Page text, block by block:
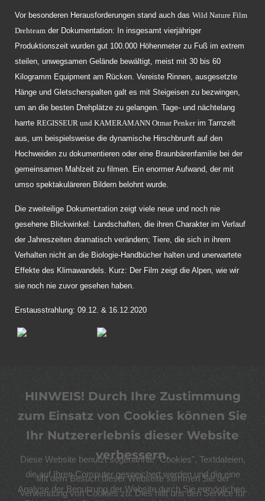
Vor besonderen Herausforderungen stand auch das Wild Nature Film
Drehteam der Dokumentation: In insgesamt vierjähriger
Produktionszeit wurden gut 100.000 Höhenmeter zu Fuß im extrem
steilen, unwegsamen Gelände bewältigt, meist mit 30 bis 60
Kilogramm Equipment am Rücken. Vereiste Rinnen, ausgesetzte
Hänge und Gletscherspalten galt es mit Steigeisen zu bezwingen,
um an die besten Drehplätze zu gelangen. Tage- und nächtelang
harrte REGISSEUR und KAMERAMANN Otmar Penkerim Tarnzelt
aus, um beispielsweise die dynamische Hirschbrunft auf den
Hochweiden zu dokumentieren oder eine Braunbärenfamilie bei der
gemeinsamen Mahlzeit zu filmen. Ein enormer Aufwand, der mit
umso spektakuläreren Bildern belohnt wurde.
Die zweiteilige Dokumentation zeigt viele neue und noch nie
gesehene Blickwinkel: Landschaften, die ihren Charakter im Verlauf
der Jahreszeiten dramatisch verändern; Tiere, die sich in ihrem
Verhalten nicht an die Biologie-Handbücher halten und unerwartete
Effekte des Klimawandels. Kurz: Der Film zeigt die Alpen, wie wir
sie noch nie zuvor gesehen haben.
Erstausstrahlung: 09.12. & 16.12.2020
HINWEIS! Durch Ihre Zustimmung
zum Einsatz von Cookies können Sie
Ihr Nutzererlebnis dieser Website
verbessern.
Mit dem Besuch dieser Webseite stimmen Sie der
Verwendung von Cookies zu. Dies hilft uns den Service für
Diese Website benutzt sogenannte "Cookies", Textdateien,
die auf Ihren Computer gespeichert werden und die eine
Analyse der Benutzung der Website durch Sie ermöglichen.